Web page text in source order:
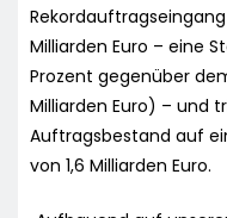
Milliarden Euro – eine
Prozent gegenüber
Milliarden Euro) – und
Auftragsbestand auf
von 1,6 Milliarden Euro.